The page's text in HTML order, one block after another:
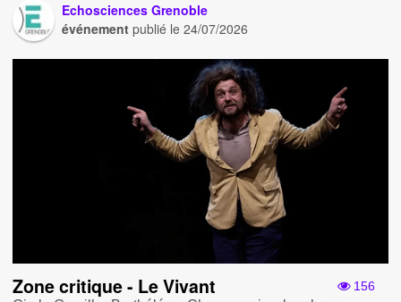
Echosciences Grenoble
événement publié le24/07/2026
156
Zone critique - Le Vivant